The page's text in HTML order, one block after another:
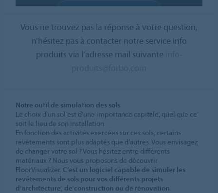
Cookie settings
Vous ne trouvez pas la réponse à votre question,
n’hésitez pas à contacter notre service info
produits via l’adresse mail suivante
Notre outil de simulation des sols
Le choix d’un sol est d’une importance capitale, quel que ce
soit le lieu de son installation.
En fonction des activités exercées sur ces sols, certains
revêtements sont plus adaptés que d’autres. Vous envisagez
de changer votre sol ? Vous hésitez entre différents
matériaux ? Nous vous proposons de découvrir
FloorVisualizer. C’est un logiciel capable de simuler les
revêtements de sols pour vos différents projets
d’architecture, de construction ou de rénovation.